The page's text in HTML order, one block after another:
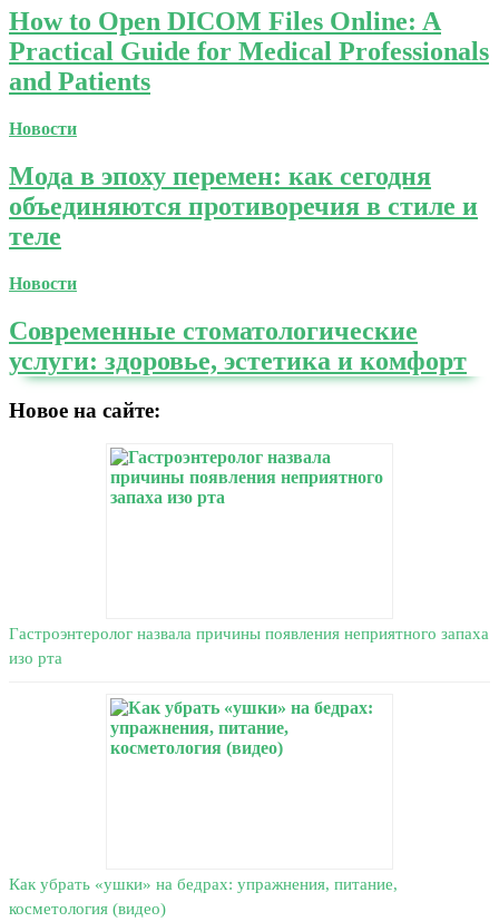
How to Open DICOM Files Online: A
Practical Guide for Medical Professionals
and Patients
Новости
Мода в эпоху перемен: как сегодня
объединяются противоречия в стиле и
теле
Новости
Современные стоматологические
услуги: здоровье, эстетика и комфорт
Новое на сайте:
Гастроэнтеролог назвала причины появления неприятного запаха
изо рта
Как убрать «ушки» на бедрах: упражнения, питание,
косметология (видео)